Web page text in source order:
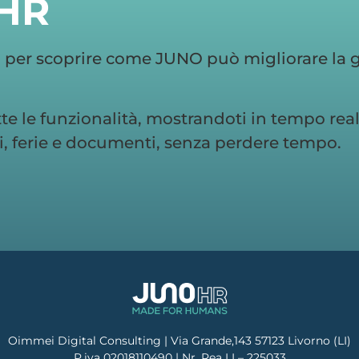
Oimmei Digital Consulting | Via Grande,143 57123 Livorno (LI)
Cookie Policy Privacy Policy
Estate smart, HR smart